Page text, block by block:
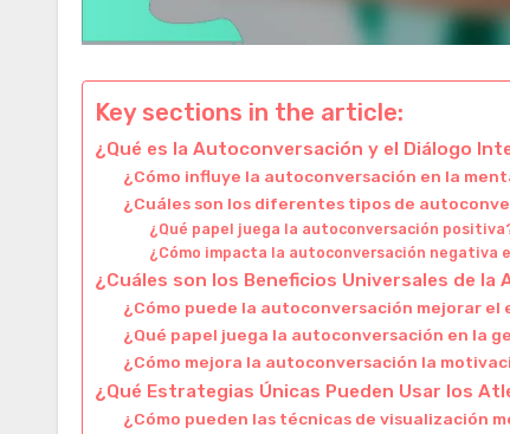
Key sections in the article:
¿Qué es la Autoconversación y el Diálogo
¿Cómo influye la autoconversación en la
¿Cuáles son los diferentes tipos de
¿Qué papel juega la autoconversación
¿Cómo impacta la autoconversación negativa
¿Cuáles son los Beneficios Universales de
¿Cómo puede la autoconversación mejorar
¿Qué papel juega la autoconversación en la
¿Cómo mejora la autoconversación la
¿Qué Estrategias Únicas Pueden Usar los
¿Cómo pueden las técnicas de visualización